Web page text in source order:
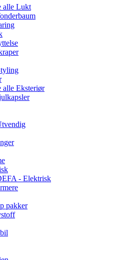
alle Lukt
alle Eksteriør
- Elektrisk
pakker